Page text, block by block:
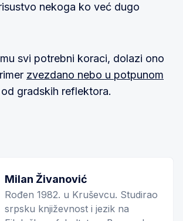
nekoga ko već dugo
svi potrebni koraci, dolazi ono
zvezdano nebo u potpunom
gradskih reflektora.
Milan Živanović
Rođen 1982. u Kruševcu. Studirao
srpsku književnost i jezik na